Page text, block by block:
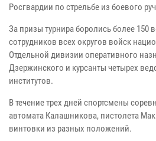
Росгвардии по стрельбе из боевого
За призы турнира боролись более 150
сотрудников всех округов войск
Отдельной дивизии оперативного
Дзержинского и курсанты четырех
институтов.
В течение трех дней спортсмены
автомата Калашникова, пистолета
винтовки из разных положений.